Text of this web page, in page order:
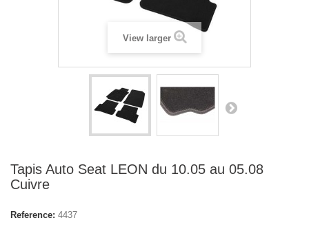
View larger
Tapis Auto Seat LEON du 10.05 au 05.08
Cuivre
Reference: 4437